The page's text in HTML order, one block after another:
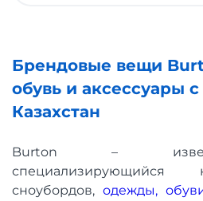
Брендовые вещи
обувь и аксессуары
Казахстан
Burton –
специализирующийся
сноубордов, одежды,